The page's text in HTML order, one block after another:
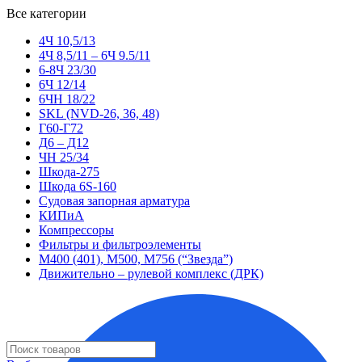
Все категории
4Ч 10,5/13
4Ч 8,5/11 – 6Ч 9.5/11
6-8Ч 23/30
6Ч 12/14
6ЧН 18/22
SKL (NVD-26, 36, 48)
Г60-Г72
Д6 – Д12
ЧН 25/34
Шкода-275
Шкода 6S-160
Судовая запорная арматура
КИПиА
Компрессоры
Фильтры и фильтроэлементы
М400 (401), М500, М756 (“Звезда”)
Движительно – рулевой комплекс (ДРК)